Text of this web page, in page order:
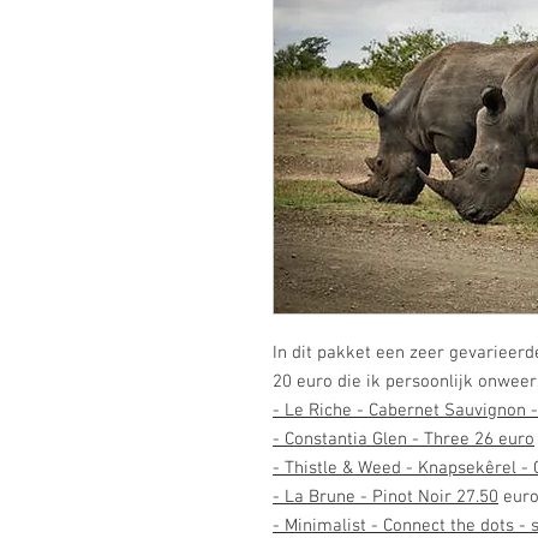
In dit pakket een zeer
20 euro die ik persoonlijk
- Le Riche - Cabernet Sauvignon
- Constantia Glen - Three 26 euro
- Thistle & Weed - Knapsekêrel -
- La Brune - Pinot Noir 27.50
- Minimalist - Connect the dots -